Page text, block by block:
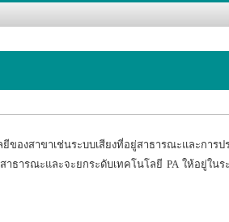
ของสาขาเช่นระบบเสียงที่อยู่สาธารณะและการป
ธารณะและจะยกระดับเทคโนโลยี PA ให้อยู่ในร